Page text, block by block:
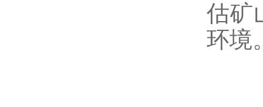
估矿
环境